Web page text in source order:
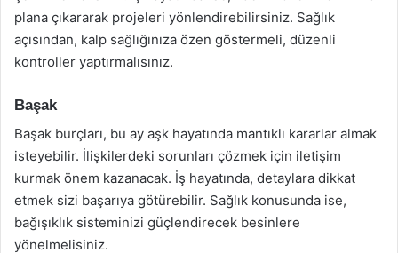
plana çıkararak projeleri yönlendirebilirsiniz. Sağlık
açısından, kalp sağlığınıza özen göstermeli, düzenli
kontroller yaptırmalısınız.
Başak
Başak burçları, bu ay aşk hayatında mantıklı kararlar almak
isteyebilir. İlişkilerdeki sorunları çözmek için iletişim
kurmak önem kazanacak. İş hayatında, detaylara dikkat
etmek sizi başarıya götürebilir. Sağlık konusunda ise,
bağışıklık sisteminizi güçlendirecek besinlere
yönelmelisiniz.